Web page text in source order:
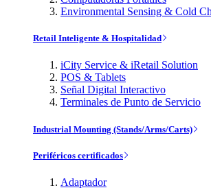
Environmental Sensing & Cold
Retail Inteligente & Hospitalidad
iCity Service & iRetail Solution
POS & Tablets
Señal Digital Interactivo
Terminales de Punto de Servicio
Industrial Mounting (Stands/Arms/Carts)
Periféricos certificados
Adaptador